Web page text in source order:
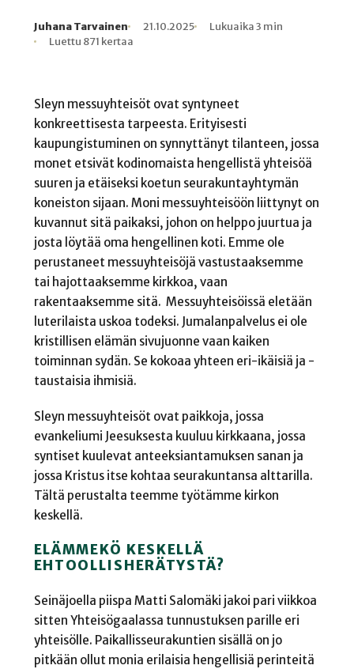
Kirjoittaja
Juhana Tarvainen
Julkaistu
21.10.2025
Lukuaika
Lukuaika 3 min
Lukukertoja
Luettu 871 kertaa
Sleyn messuyhteisöt ovat syntyneet
konkreettisesta tarpeesta. Erityisesti
kaupungistuminen on synnyttänyt tilanteen, jossa
monet etsivät kodinomaista hengellistä yhteisöä
suuren ja etäiseksi koetun seurakuntayhtymän
koneiston sijaan. Moni messuyhteisöön liittynyt on
kuvannut sitä paikaksi, johon on helppo juurtua ja
josta löytää oma hengellinen koti. Emme ole
perustaneet messuyhteisöjä vastustaaksemme
tai hajottaaksemme kirkkoa, vaan
rakentaaksemme sitä. Messuyhteisöissä eletään
luterilaista uskoa todeksi. Jumalanpalvelus ei ole
kristillisen elämän sivujuonne vaan kaiken
toiminnan sydän. Se kokoaa yhteen eri-ikäisiä ja -
taustaisia ihmisiä.
Sleyn messuyhteisöt ovat paikkoja, jossa
evankeliumi Jeesuksesta kuuluu kirkkaana, jossa
syntiset kuulevat anteeksiantamuksen sanan ja
jossa Kristus itse kohtaa seurakuntansa alttarilla.
Tältä perustalta teemme työtämme kirkon
keskellä.
ELÄMMEKÖ KESKELLÄ
EHTOOLLISHERÄTYSTÄ?
Seinäjoella piispa Matti Salomäki jakoi pari viikkoa
sitten Yhteisögaalassa tunnustuksen parille eri
yhteisölle. Paikallisseurakuntien sisällä on jo
pitkään ollut monia erilaisia hengellisiä perinteitä